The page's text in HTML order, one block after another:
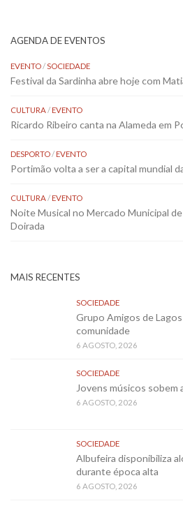
AGENDA DE EVENTOS
EVENTO/SOCIEDADE
Festival da Sardinha abre hoje com
CULTURA/EVENTO
Ricardo Ribeiro canta na Alameda em
DESPORTO/EVENTO
Portimão volta a ser a capital mundial
CULTURA/EVENTO
Noite Musical no Mercado Municipal
Doirada
MAIS RECENTES
SOCIEDADE
Grupo Amigos de
comunidade
6 AGOSTO, 2026
SOCIEDADE
Jovens músicos sobem
6 AGOSTO, 2026
SOCIEDADE
Albufeira disponibiliza
durante época alta
6 AGOSTO, 2026